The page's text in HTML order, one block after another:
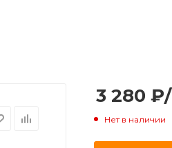
3 280 ₽
Нет в наличии